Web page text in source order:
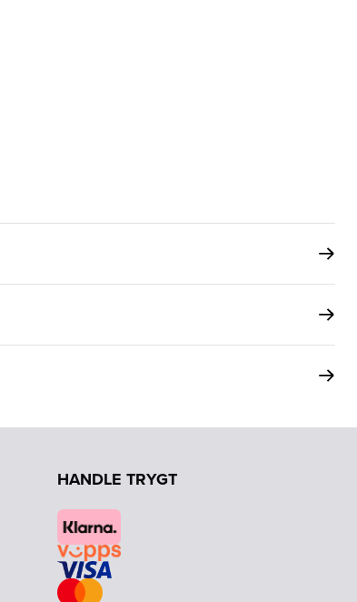
HANDLE TRYGT